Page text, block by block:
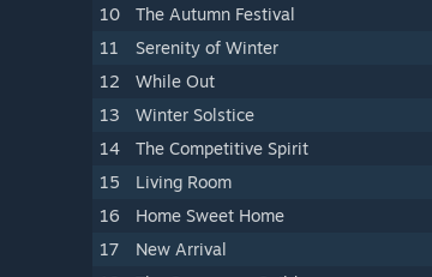
10
The Autumn Festival
11
Serenity of Winter
12
While Out
13
Winter Solstice
14
The Competitive Spirit
15
Living Room
16
Home Sweet Home
17
New Arrival